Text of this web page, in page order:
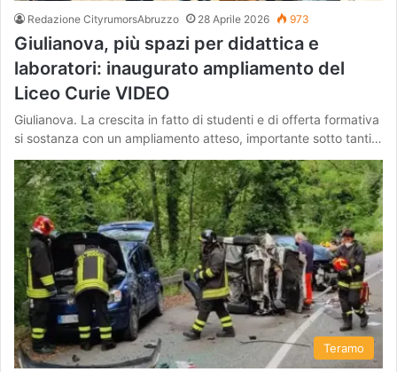
Redazione CityrumorsAbruzzo 28 Aprile 2026 973
Giulianova, più spazi per didattica e
laboratori: inaugurato ampliamento del
Liceo Curie VIDEO
Giulianova. La crescita in fatto di studenti e di offerta formativa
si sostanza con un ampliamento atteso, importante sotto tanti…
Teramo